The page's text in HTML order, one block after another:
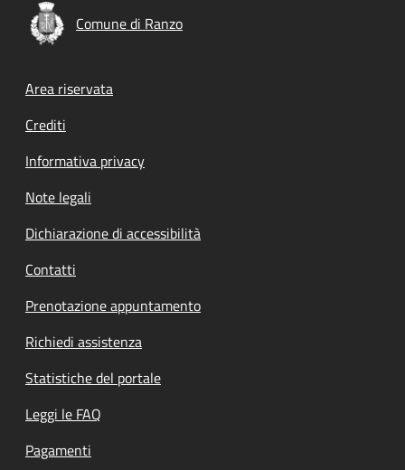
Comune di Ranzo
Footer menu
Area riservata
Crediti
Informativa privacy
Note legali
Dichiarazione di accessibilità
Contatti
Prenotazione appuntamento
Richiedi assistenza
Statistiche del portale
Leggi le FAQ
Pagamenti